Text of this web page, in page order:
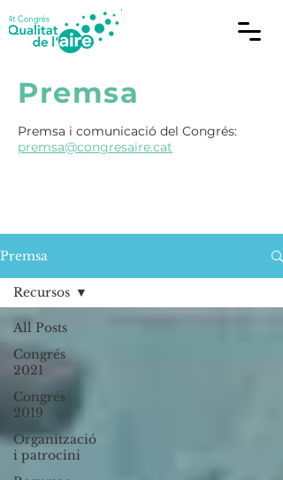
Premsa
Premsa i comunicació del Congrés:
premsa@congresaire.cat
Premsa
All Posts
Congrés
2021
Congrés
2019
Organització
i patrocini
Recursos